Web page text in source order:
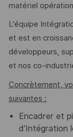
matériel
L'équipe
et est en
développeurs,
et nos co-
Concrètement,
suivantes :
Encadrer et
d’Intégration